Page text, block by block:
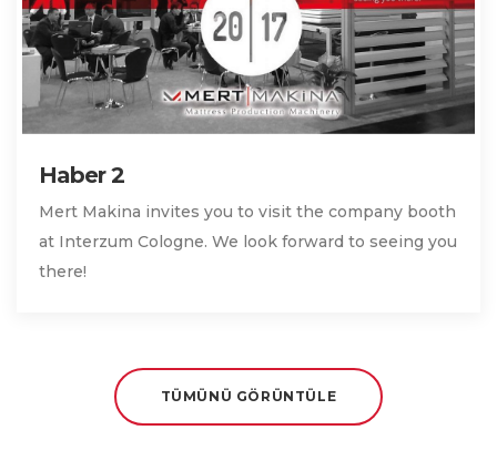
Haber 2
Mert Makina invites you to visit the company booth
at Interzum Cologne. We look forward to seeing you
there!
TÜMÜNÜ GÖRÜNTÜLE